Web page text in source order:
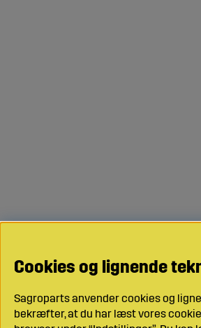
Cookies og lignende
Sagroparts anvender cookies og
bekræfter, at du har læst vores